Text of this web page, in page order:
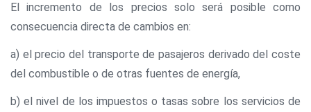
El incremento de los precios solo será posible como
consecuencia directa de cambios en:
a) el precio del transporte de pasajeros derivado del coste
del combustible o de otras fuentes de energía,
b) el nivel de los impuestos o tasas sobre los servicios de